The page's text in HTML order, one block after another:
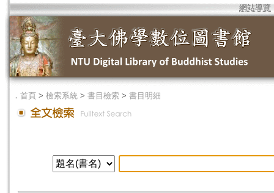
網站導覽
． 首頁 > 檢索系統 > 書目檢索 > 書目明細